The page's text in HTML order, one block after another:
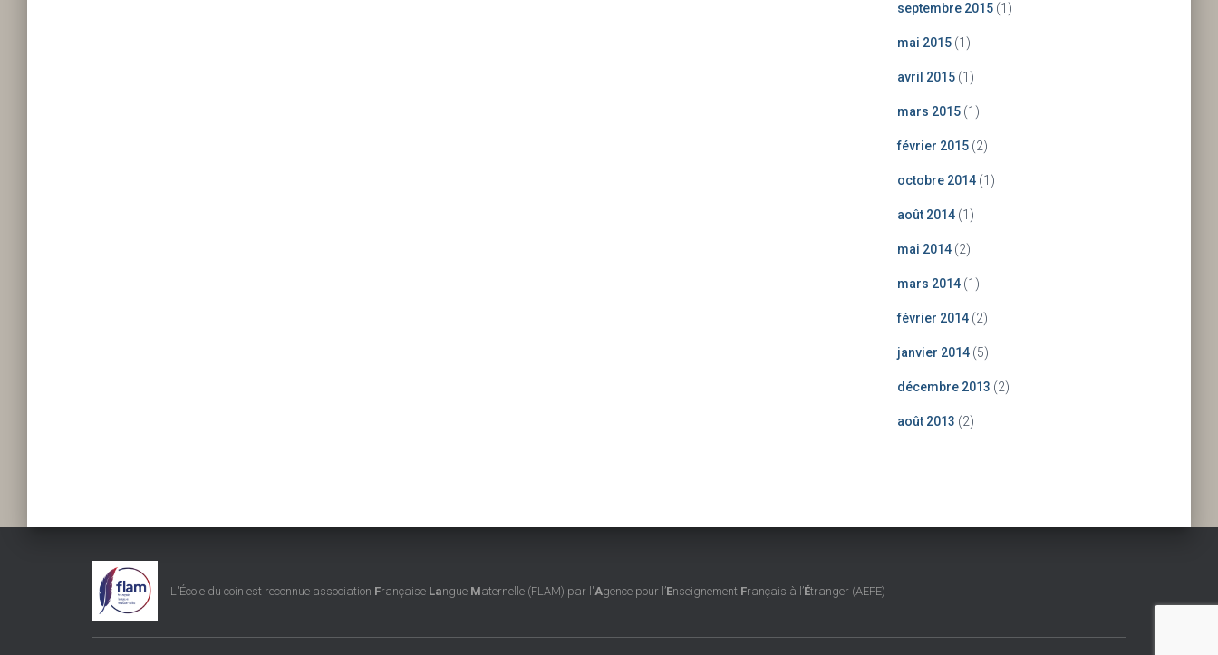
septembre 2015(1)
mai 2015(1)
avril 2015(1)
mars 2015(1)
février 2015(2)
octobre 2014(1)
août 2014(1)
mai 2014(2)
mars 2014(1)
février 2014(2)
janvier 2014(5)
décembre 2013 (2)
août 2013 (2)
L'École du coin est reconnue association Française Langue Maternelle (FLAM) par l'Agence pour l’Enseignement Français à l’Étranger (AEFE)